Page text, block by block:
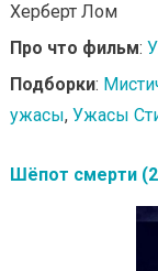
Херберт Лом
Про что фильм:
Подборки:
ужасы, Ужасы
Шёпот смерти